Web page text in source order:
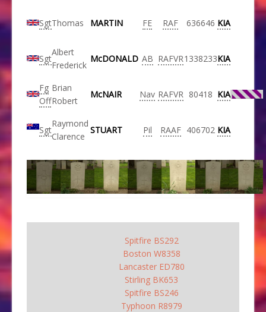
SgtThomas MARTIN FE RAF 636646 KIA
Sgt
Albert
Frederick
McDONALD AB RAFVR1338233KIA
Fg
Off
Brian
Robert
McNAIR Nav RAFVR 80418 KIA
Sgt
Raymond
Clarence
STUART Pil RAAF 406702 KIA
Spitfire BS292
Boston W8358
Lancaster ED780
Stirling BK653
Spitfire BS246
Typhoon R8979